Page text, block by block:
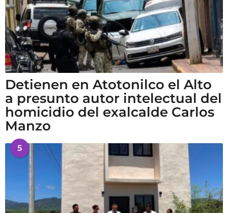
Detienen en Atotonilco el Alto
a presunto autor intelectual del
homicidio del exalcalde Carlos
Manzo
5